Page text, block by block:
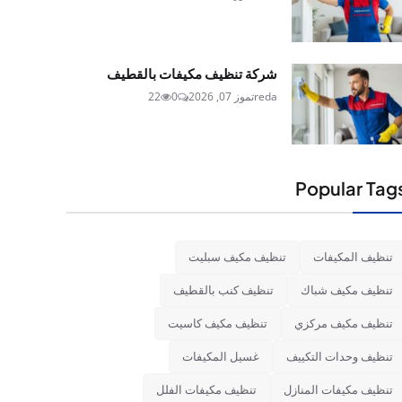
شركة تنظيف مكيفات بالقطيف
redaتموز 07, 2026 0
22
Popular
تنظيف المكيفات تنظيف مكيف سبليت
تنظيف مكيف شباك تنظيف كنب بالقطيف
تنظيف مكيف مركزي تنظيف مكيف كاسيت
تنظيف وحدات التكييف غسيل المكيفات
تنظيف مكيفات المنازل تنظيف مكيفات الفلل